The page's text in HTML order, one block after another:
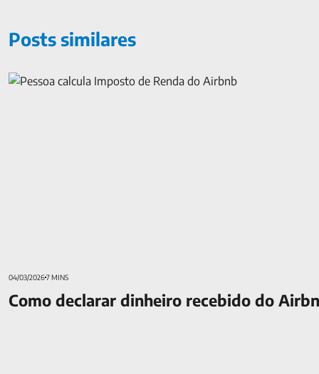
Posts similares
Como declarar dinheiro recebido do Airbnb no Imposto de
04/03/20267 MINS
Como declarar dinheiro recebido do